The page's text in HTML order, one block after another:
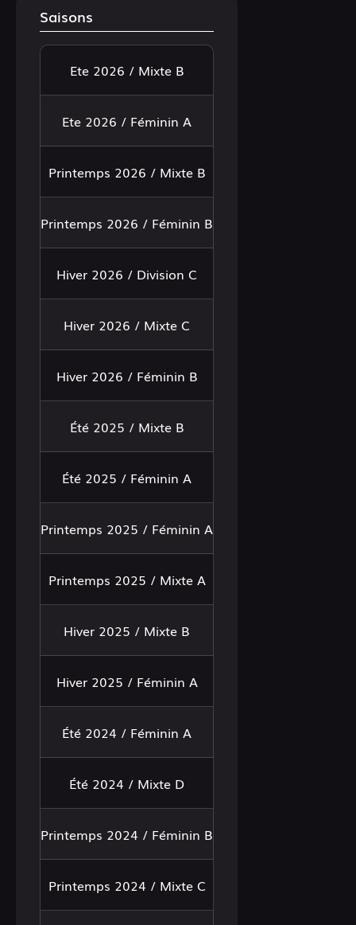
Saisons
Ete 2026 / Mixte B
Ete 2026 / Féminin A
Printemps 2026 / Mixte B
Printemps 2026 / Féminin B
Hiver 2026 / Division C
Hiver 2026 / Mixte C
Hiver 2026 / Féminin B
Été 2025 / Mixte B
Été 2025 / Féminin A
Printemps 2025 / Féminin A
Printemps 2025 / Mixte A
Hiver 2025 / Mixte B
Hiver 2025 / Féminin A
Été 2024 / Féminin A
Été 2024 / Mixte D
Printemps 2024 / Féminin B
Printemps 2024 / Mixte C